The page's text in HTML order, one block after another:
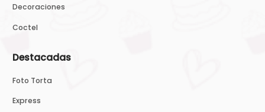
Decoraciones
Coctel
Destacadas
Foto Torta
Express